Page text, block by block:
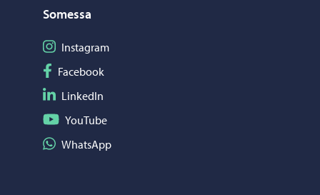
Somessa
Seuraa Instagram
Instagram
Seuraa Facebook
Facebook
Seuraa LinkedIn
LinkedIn
Seuraa YouTube
YouTube
Jaa WhatsApp
WhatsApp